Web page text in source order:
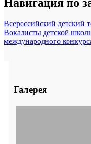
Навигация по
Всероссийский детский
Вокалисты детской
международного
Галерея